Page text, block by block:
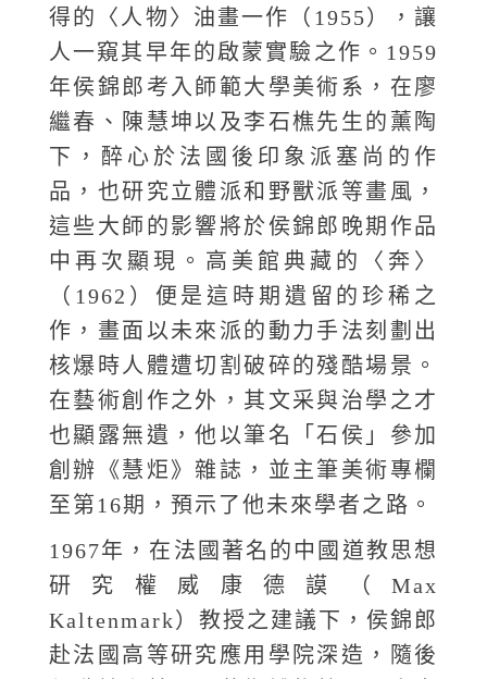
得的〈人物〉油畫一作（1955），讓
人一窺其早年的啟蒙實驗之作。1959
年侯錦郎考入師範大學美術系，在廖
繼春、陳慧坤以及李石樵先生的薰陶
下，醉心於法國後印象派塞尚的作
品，也研究立體派和野獸派等畫風，
這些大師的影響將於侯錦郎晚期作品
中再次顯現。高美館典藏的〈奔〉
（1962）便是這時期遺留的珍稀之
作，畫面以未來派的動力手法刻劃出
核爆時人體遭切割破碎的殘酷場景。
在藝術創作之外，其文采與治學之才
也顯露無遺，他以筆名「石侯」參加
創辦《慧炬》雜誌，並主筆美術專欄
至第16期，預示了他未來學者之路。
1967年，在法國著名的中國道教思想
研究權威康德謨（Max
Kaltenmark）教授之建議下，侯錦郎
赴法國高等研究應用學院深造，隨後